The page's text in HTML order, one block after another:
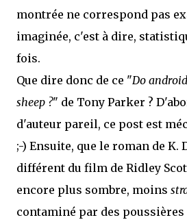
montrée ne correspond pas
imaginée, c'est à dire,
fois.
Que dire donc de ce "Do
sheep ?" de Tony Parker ?
d'auteur pareil, ce post est
;-) Ensuite, que le roman de K.
différent du film de Ridley
encore plus sombre, moins
contaminé par des